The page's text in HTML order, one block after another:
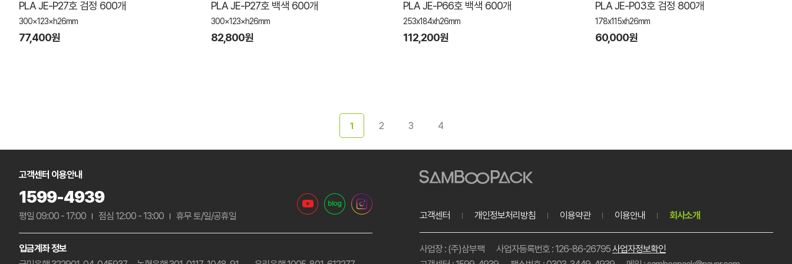
PLA JE-P27호 검정 600개
300×123×h26mm
77,400원
PLA JE-P27호 백색 600개
300×123×h26mm
82,800원
PLA JE-P66호 백색 600개
253x184xh26mm
112,200원
PLA JE-P03호 검정 800개
178x115xh26mm
60,000원
1 2 3 4
고객센터 이용안내
1599-4939
평일 09:00 - 17:00 점심 12:00 - 13:00 휴무 토/일/공휴일
입금계좌 정보
고객센터 개인정보처리방침 이용약관 이용안내 회사소개
사업장 : (주)삼부팩 사업자등록번호 : 126-86-26795사업자정보확인